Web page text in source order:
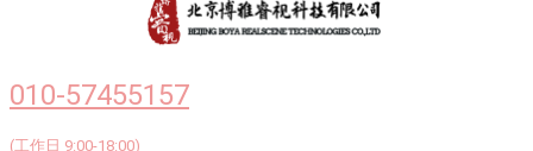
010-57455157
(工作日 9:00-18:00)